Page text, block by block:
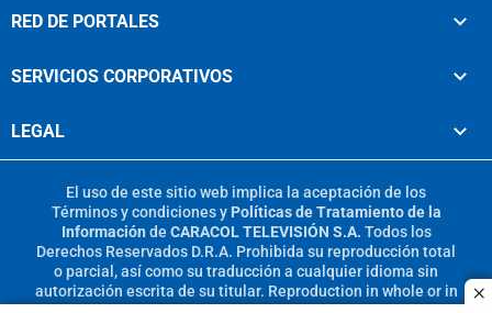
RED DE PORTALES
SERVICIOS CORPORATIVOS
LEGAL
El uso de este sitio web implica la aceptación de los
Términos y condicionesy Políticas de Tratamiento de la
Información de CARACOL TELEVISIÓN S.A. Todos los
Derechos Reservados D.R.A. Prohibida su reproducción total
o parcial, así como su traducción a cualquier idioma sin
autorización escrita de su titular. Reproduction in whole or in